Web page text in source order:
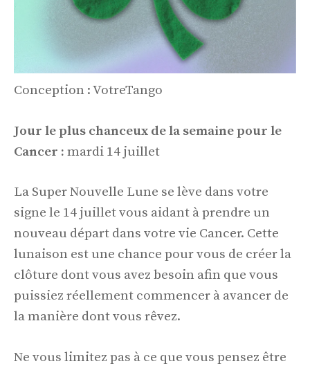
Conception : VotreTango
Jour le plus chanceux de la semaine pour le
Cancer : mardi 14 juillet
La Super Nouvelle Lune se lève dans votre
signe le 14 juillet vous aidant à prendre un
nouveau départ dans votre vie Cancer. Cette
lunaison est une chance pour vous de créer la
clôture dont vous avez besoin afin que vous
puissiez réellement commencer à avancer de
la manière dont vous rêvez.
Ne vous limitez pas à ce que vous pensez être